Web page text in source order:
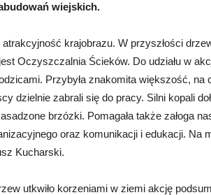
wiejskich.
krajobrazu. W przyszłości
Oczyszczalnia Ścieków. Do udziału w
Przybyła znakomita większość, na
dzielnie zabrali się do pracy. Silni kopali
brzózki. Pomagała także załoga
oraz komunikacji i edukacji. Na
Kucharski.
utkwiło korzeniami w ziemi akcję